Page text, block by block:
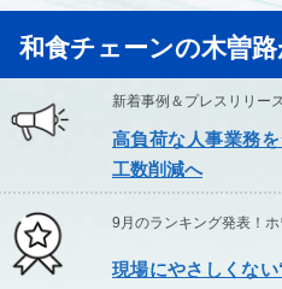
和食チェーンの木曽
新着事例＆プレスリリー
高負荷な人事業務
工数削減へ
9月のランキング発表！
現場にやさしくな